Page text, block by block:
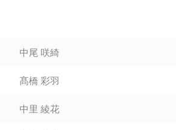
中尾 咲綺
髙橋 彩羽
中里 綾花